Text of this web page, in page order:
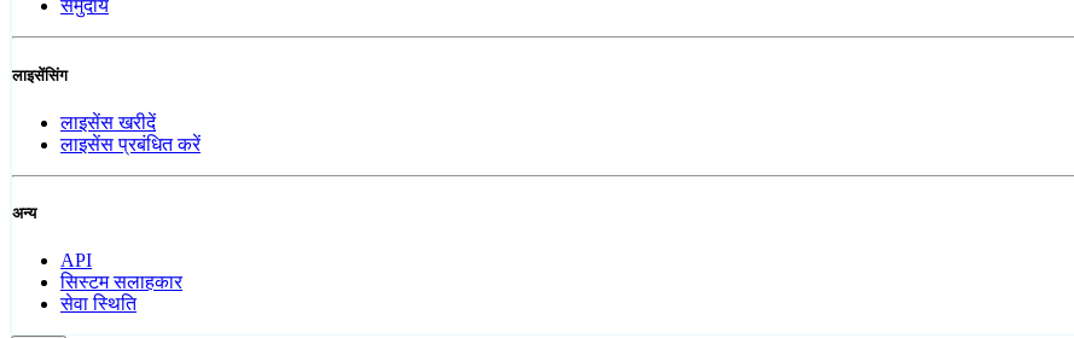
समुदाय
लाइसेंसिंग
लाइसेंस खरीदें
लाइसेंस प्रबंधित करें
अन्य
API
सिस्टम सलाहकार
सेवा स्थिति